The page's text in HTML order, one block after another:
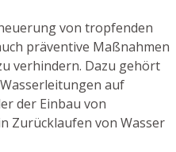
von tropfenden
präventive Maßnahmen
verhindern. Dazu gehört
auf
der Einbau von
Zurücklaufen von Wasser